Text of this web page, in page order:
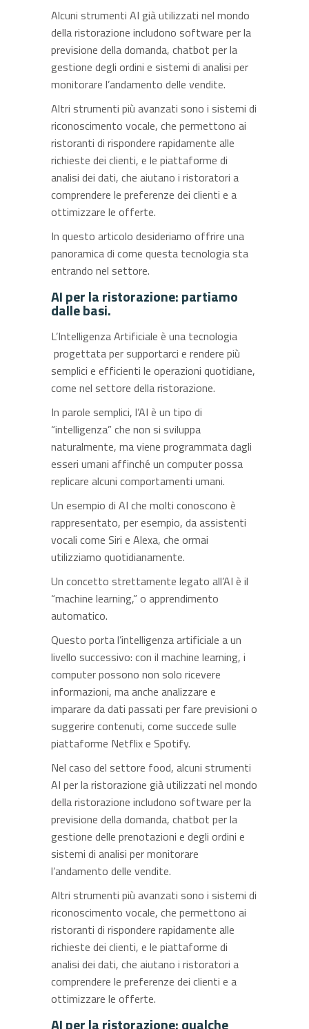
Alcuni strumenti AI già utilizzati nel mondo
della ristorazione includono software per la
previsione della domanda, chatbot per la
gestione degli ordini e sistemi di analisi per
monitorare l’andamento delle vendite.
Altri strumenti più avanzati sono i sistemi di
riconoscimento vocale, che permettono ai
ristoranti di rispondere rapidamente alle
richieste dei clienti, e le piattaforme di
analisi dei dati, che aiutano i ristoratori a
comprendere le preferenze dei clienti e a
ottimizzare le offerte.
In questo articolo desideriamo offrire una
panoramica di come questa tecnologia sta
entrando nel settore.
AI per la ristorazione: partiamo
dalle basi.
L’Intelligenza Artificiale è una tecnologia
progettata per supportarci e rendere più
semplici e efficienti le operazioni quotidiane,
come nel settore della ristorazione.
In parole semplici, l’AI è un tipo di
“intelligenza” che non si sviluppa
naturalmente, ma viene programmata dagli
esseri umani affinché un computer possa
replicare alcuni comportamenti umani.
Un esempio di AI che molti conoscono è
rappresentato, per esempio, da assistenti
vocali come Siri e Alexa, che ormai
utilizziamo quotidianamente.
Un concetto strettamente legato all’AI è il
“machine learning,” o apprendimento
automatico.
Questo porta l’intelligenza artificiale a un
livello successivo: con il machine learning, i
computer possono non solo ricevere
informazioni, ma anche analizzare e
imparare da dati passati per fare previsioni o
suggerire contenuti, come succede sulle
piattaforme Netflix e Spotify.
Nel caso del settore food, alcuni strumenti
AI per la ristorazione già utilizzati nel mondo
della ristorazione includono software per la
previsione della domanda, chatbot per la
gestione delle prenotazioni e degli ordini e
sistemi di analisi per monitorare
l’andamento delle vendite.
Altri strumenti più avanzati sono i sistemi di
riconoscimento vocale, che permettono ai
ristoranti di rispondere rapidamente alle
richieste dei clienti, e le piattaforme di
analisi dei dati, che aiutano i ristoratori a
comprendere le preferenze dei clienti e a
ottimizzare le offerte.
AI per la ristorazione: qualche